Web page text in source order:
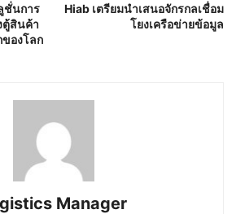
ชั่นการ
ตู้สินค้า
องโลก
Hiab เตรียมนำเสนอจักรกลเชื่อม
โยงเครือข่ายข้อมูล
Manager